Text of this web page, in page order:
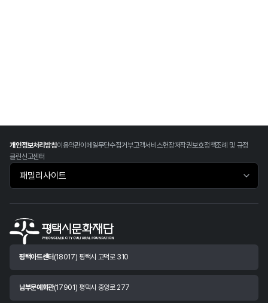
개인정보처리방침이용약관이메일무단수집거부고객서비스헌장저작권보호정책조례 및 규정
클린신고센터
패밀리사이트 바로가기
평택아트센터 (18017) 평택시 고덕로 310
남부문예회관(17901) 평택시 중앙로 277